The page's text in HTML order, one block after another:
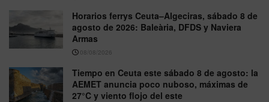
Horarios ferrys Ceuta–Algeciras, sábado 8 de
agosto de 2026: Baleària, DFDS y Naviera
Armas
08/08/2026
Tiempo en Ceuta este sábado 8 de agosto: la
AEMET anuncia poco nuboso, máximas de
27°C y viento flojo del este